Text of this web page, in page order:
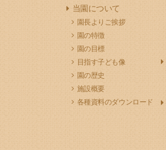
当園について
園長よりご挨拶
園の特徴
園の目標
目指す子ども像
園の歴史
施設概要
各種資料のダウンロード